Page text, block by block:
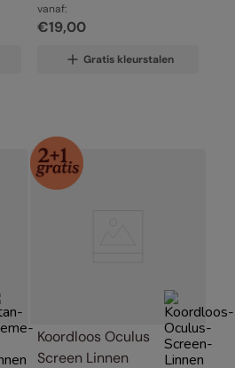
vanaf:
€19,00
Gratis kleurstalen
Koordloos Oculus
Screen Linnen